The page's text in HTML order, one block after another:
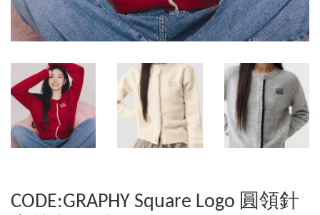
CODE:GRAPHY Square Logo 圓領針